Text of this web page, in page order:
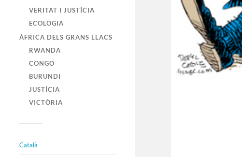
VERITAT I JUSTÍCIA
ECOLOGIA
ÀFRICA DELS GRANS LLACS
RWANDA
CONGO
BURUNDI
JUSTÍCIA
VICTÒRIA
Català